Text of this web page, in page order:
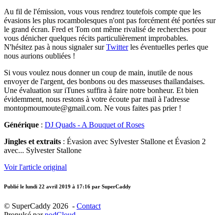
Au fil de l'émission, vous vous rendrez toutefois compte que les
évasions les plus rocambolesques n'ont pas forcément été portées sur
le grand écran. Fred et Tom ont même rivalisé de recherches pour
vous dénicher quelques récits particulièrement improbables.
N'hésitez pas à nous signaler surTwitterles éventuelles perles que
nous aurions oubliées !
Si vous voulez nous donner un coup de main, inutile de nous
envoyer de l'argent, des bonbons ou des masseuses thaïlandaises.
Une évaluation sur iTunes suffira à faire notre bonheur. Et bien
évidemment, nous restons à votre écoute par mail à l'adresse
montopmoumoute@gmail.com. Ne vous faites pas prier !
Générique : DJ Quads - A Bouquet of Roses
Jingles et extraits : Évasion avec Sylvester Stallone et Évasion 2
avec... Sylvester Stallone
Voir l'article original
Publié le lundi 22 avril 2019 à 17:16 par SuperCaddy
© SuperCaddy 2026 - Contact